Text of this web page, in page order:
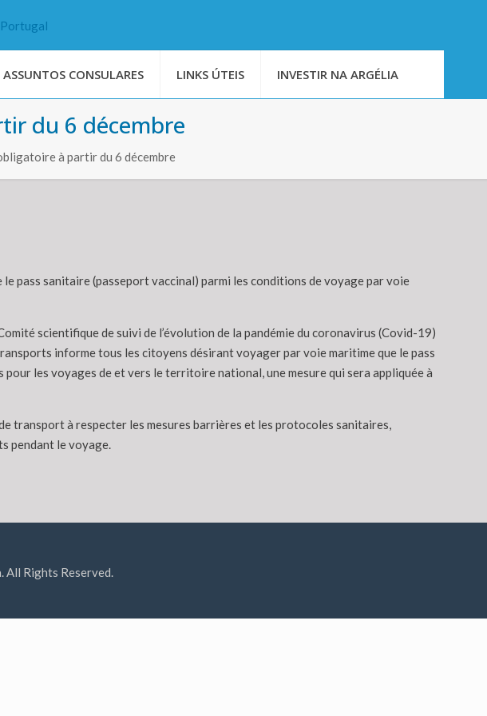
ASSUNTOS CONSULARES LINKS ÚTEIS INVESTIR NA ARGÉLIA
du 6 décembre
à partir du 6 décembre
le pass sanitaire (passeport vaccinal) parmi les conditions de voyage par voie
scientifique de suivi de l’évolution de la pandémie du coronavirus (Covid-19)
informe tous les citoyens désirant voyager par voie maritime que le pass
les voyages de et vers le territoire national, une mesure qui sera appliquée à
transport à respecter les mesures barrières et les protocoles sanitaires,
pendant le voyage.
All Rights Reserved.